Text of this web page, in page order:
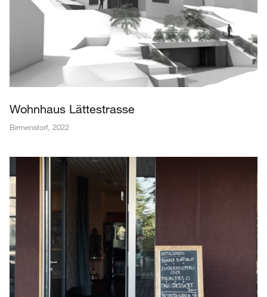
Wohnhaus Lättestrasse
Birmenstorf, 2022